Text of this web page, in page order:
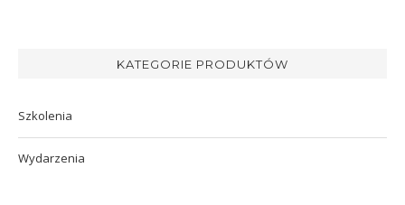
KATEGORIE PRODUKTÓW
Szkolenia
Wydarzenia